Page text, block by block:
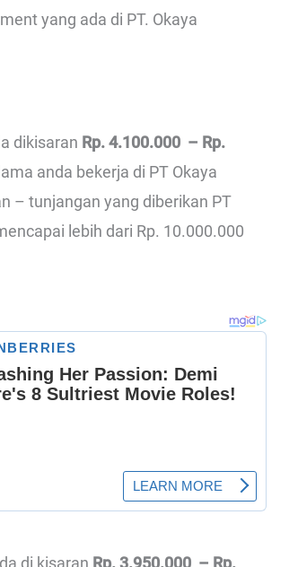
yang ada di PT. Okaya
dikisaran Rp. 4.100.000 – Rp.
anda bekerja di PT Okaya
– tunjangan yang diberikan PT
lebih dari Rp. 10.000.000
di kisaran Rp. 3.950.000 – Rp.